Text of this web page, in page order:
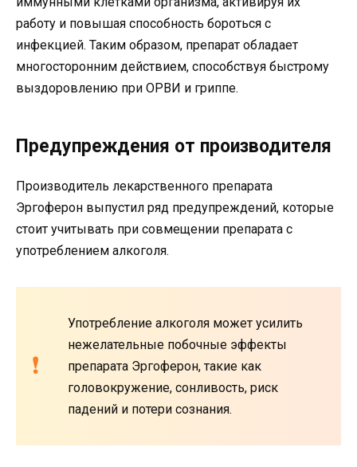
работу и повышая способность бороться с
инфекцией. Таким образом, препарат обладает
многосторонним действием, способствуя быстрому
выздоровлению при ОРВИ и гриппе.
Предупреждения от производителя
Производитель лекарственного препарата
Эргоферон выпустил ряд предупреждений, которые
стоит учитывать при совмещении препарата с
употреблением алкоголя.
Употребление алкоголя может усилить
нежелательные побочные эффекты
препарата Эргоферон, такие как
головокружение, сонливость, риск
падений и потери сознания.